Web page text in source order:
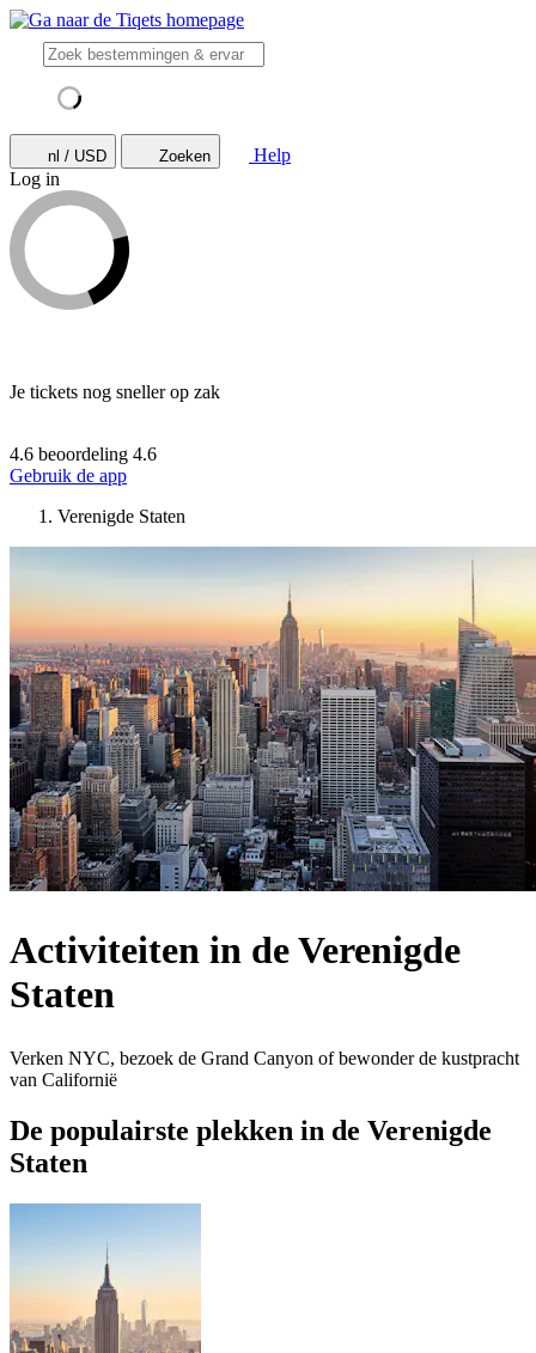
nl / USD Zoeken
Help
Log in
Je tickets nog sneller op zak
4.6 beoordeling 4.6
Gebruik de app
Verenigde Staten
Activiteiten in de Verenigde
Staten
Verken NYC, bezoek de Grand Canyon of bewonder de kustpracht
van Californië
De populairste plekken in de Verenigde
Staten